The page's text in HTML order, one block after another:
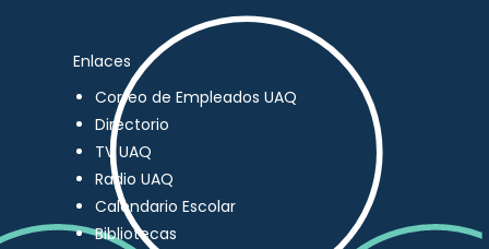
Enlaces
Correo de Empleados UAQ
Directorio
TV UAQ
Radio UAQ
Calendario Escolar
Bibliotecas